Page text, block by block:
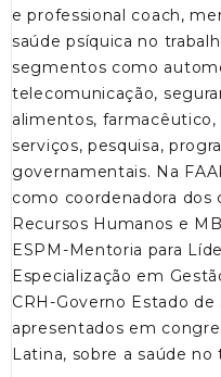
e professional coach,
saúde psíquica no
segmentos como
telecomunicação,
alimentos,
serviços, pesquisa,
governamentais. Na
como coordenadora dos
Recursos Humanos e
ESPM-Mentoria para
Especialização em
CRH-Governo Estado de
apresentados em
Latina, sobre a saúde no